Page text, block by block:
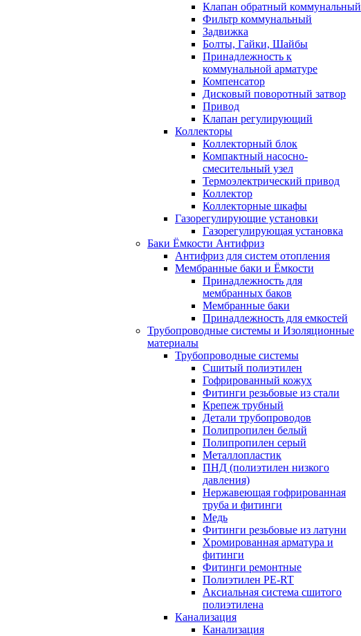
Клапан обратный коммунальный
Фильтр коммунальный
Задвижка
Болты, Гайки, Шайбы
Принадлежность к
коммунальной арматуре
Компенсатор
Дисковый поворотный затвор
Привод
Клапан регулирующий
Коллекторы
Коллекторный блок
Компактный насосно-
смесительный узел
Термоэлектрический привод
Коллектор
Коллекторные шкафы
Газорегулирующие установки
Газорегулирующая установка
Баки Ёмкости Антифриз
Антифриз для систем отопления
Мембранные баки и Ёмкости
Принадлежность для
мембранных баков
Мембранные баки
Принадлежность для емкостей
Трубопроводные системы и Изоляционные
материалы
Трубопроводные системы
Сшитый полиэтилен
Гофрированный кожух
Фитинги резьбовые из стали
Крепеж трубный
Детали трубопроводов
Полипропилен белый
Полипропилен серый
Металлопластик
ПНД (полиэтилен низкого
давления)
Нержавеющая гофрированная
труба и фитинги
Медь
Фитинги резьбовые из латуни
Хромированная арматура и
фитинги
Фитинги ремонтные
Полиэтилен PE-RT
Аксиальная система сшитого
полиэтилена
Канализация
Канализация